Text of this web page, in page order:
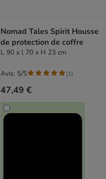
Nomad Tales Spirit Housse
de protection de coffre
L 90 x l 70 x H 23 cm
47,49 €
Avis: 5/5 (1)